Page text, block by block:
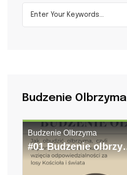
Budzenie Olbrzyma